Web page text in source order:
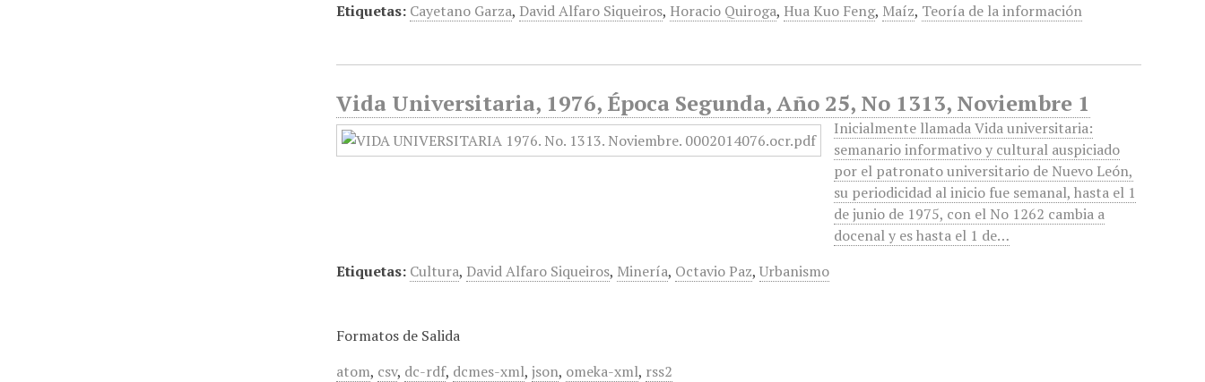
Etiquetas: Cayetano Garza, David Alfaro Siqueiros, Horacio Quiroga, Hua Kuo Feng, Maíz, Teoría de la información
Vida Universitaria, 1976, Época Segunda, Año 25, No 1313, Noviembre 1
Inicialmente llamada Vida universitaria:
semanario informativo y cultural auspiciado
por el patronato universitario de Nuevo León,
su periodicidad al inicio fue semanal, hasta el 1
de junio de 1975, con el No 1262 cambia a
docenal y es hasta el 1 de…
Etiquetas: Cultura, David Alfaro Siqueiros, Minería, Octavio Paz,Urbanismo
Formatos de Salida
atom, csv, dc-rdf, dcmes-xml,json, omeka-xml, rss2